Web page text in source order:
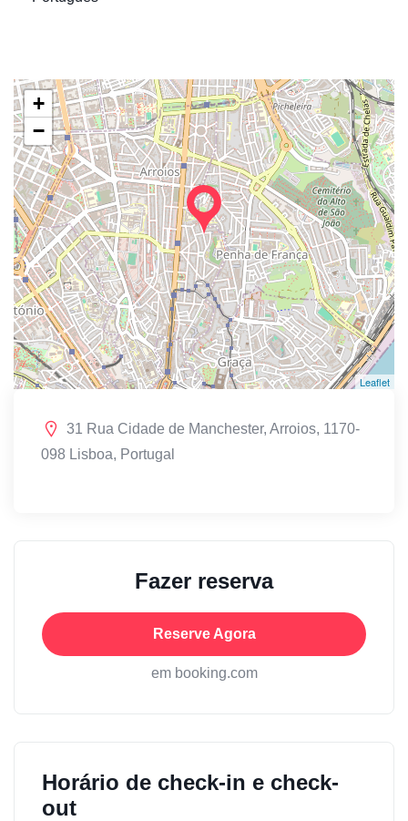
+
−
Leaflet
31 Rua Cidade de Manchester, Arroios, 1170-
098 Lisboa, Portugal
Fazer reserva
Reserve Agora
em booking.com
Horário de check-in e check-
out